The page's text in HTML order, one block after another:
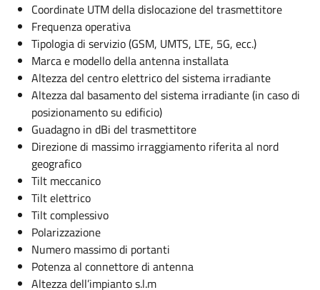
Coordinate UTM della dislocazione del trasmettitore
Frequenza operativa
Tipologia di servizio (GSM, UMTS, LTE, 5G, ecc.)
Marca e modello della antenna installata
Altezza del centro elettrico del sistema irradiante
Altezza dal basamento del sistema irradiante (in caso di
posizionamento su edificio)
Guadagno in dBi del trasmettitore
Direzione di massimo irraggiamento riferita al nord
geografico
Tilt meccanico
Tilt elettrico
Tilt complessivo
Polarizzazione
Numero massimo di portanti
Potenza al connettore di antenna
Altezza dell’impianto s.l.m